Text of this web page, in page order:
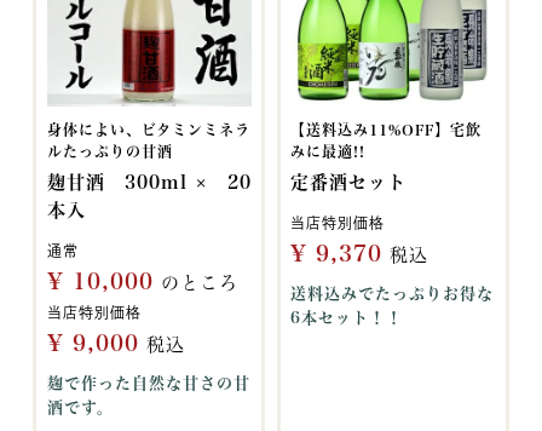
身体によい、ビタミンミネラ
ルたっぷりの甘酒
麹甘酒 300ml × 20
本入
通常
¥ 10,000 のところ
当店特別価格
¥ 9,000 税込
麹で作った自然な甘さの甘
酒です。
【送料込み11%OFF】宅飲
みに最適!!
定番酒セット
当店特別価格
¥ 9,370 税込
送料込みでたっぷりお得な
6本セット！！